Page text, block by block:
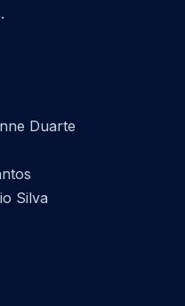
Duarte
Silva